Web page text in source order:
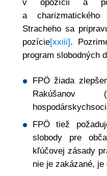
v opozícii a
a charizmatického
Stracheho sa
pozície[xxiii].
program slobodných
FPÖ žiada
Rakúšanov
FPÖ tiež
slobody pre
kľúčovej zásady
nie je zakázané, je